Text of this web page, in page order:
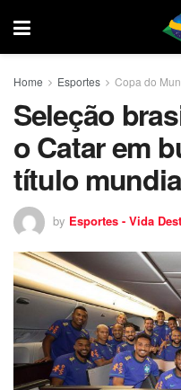
Home Esportes Copa do
Seleção
o Catar em
título
by Esportes - Vida